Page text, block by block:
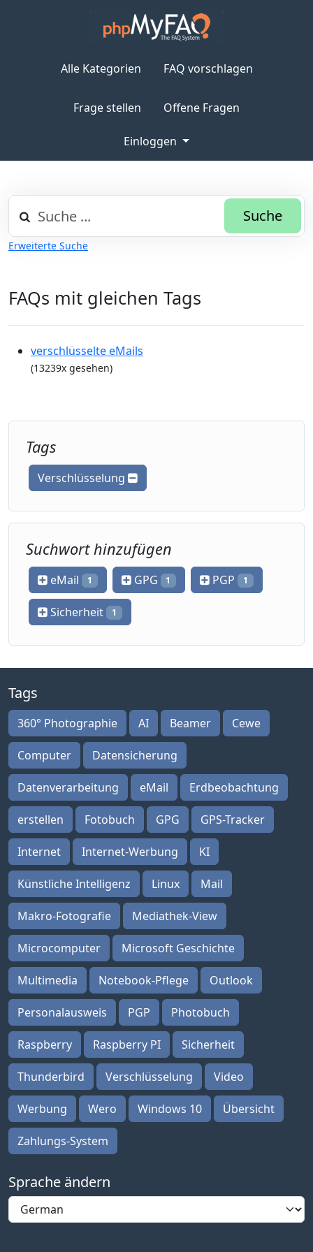
Alle Kategorien FAQ vorschlagen
Frage stellen Offene Fragen
Einloggen
Suche
Erweiterte Suche
FAQs mit gleichen Tags
verschlüsselte eMails
(13239x gesehen)
Tags
Verschlüsselung
Suchwort hinzufügen
eMail 1 GPG 1 PGP 1
Sicherheit 1
Tags
360° Photographie AI Beamer Cewe
Computer Datensicherung
Datenverarbeitung eMail Erdbeobachtung
erstellen Fotobuch GPG GPS-Tracker
Internet Internet-Werbung KI
Künstliche Intelligenz Linux Mail
Makro-Fotografie Mediathek-View
Microcomputer Microsoft Geschichte
Multimedia Notebook-Pflege Outlook
Personalausweis PGP Photobuch
Raspberry Raspberry PI Sicherheit
Thunderbird Verschlüsselung Video
Werbung Wero Windows 10 Übersicht
Zahlungs-System
Sprache ändern